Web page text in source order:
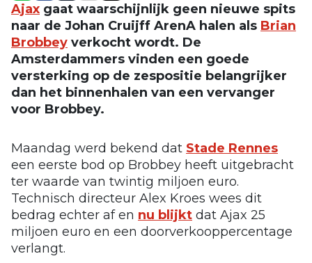
Ajax gaat waarschijnlijk geen nieuwe spits
naar de Johan Cruijff ArenA halen als Brian
Brobbey verkocht wordt. De
Amsterdammers vinden een goede
versterking op de zespositie belangrijker
dan het binnenhalen van een vervanger
voor Brobbey.
Maandag werd bekend dat Stade Rennes
een eerste bod op Brobbey heeft uitgebracht
ter waarde van twintig miljoen euro.
Technisch directeur Alex Kroes wees dit
bedrag echter af en nu blijkt dat Ajax 25
miljoen euro en een doorverkooppercentage
verlangt.